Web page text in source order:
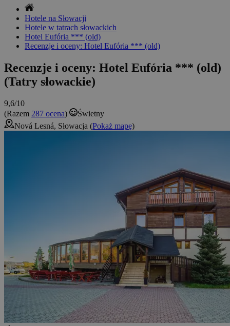
Hotele na Słowacji
Hotele w tatrach słowackich
Hotel Eufória *** (old)
Recenzje i oceny: Hotel Eufória *** (old)
Recenzje i oceny: Hotel Eufória *** (old)
(Tatry słowackie)
9,6/10
(Razem 287 ocena)
Świetny
Nová Lesná, Słowacja (Pokaż mapę)